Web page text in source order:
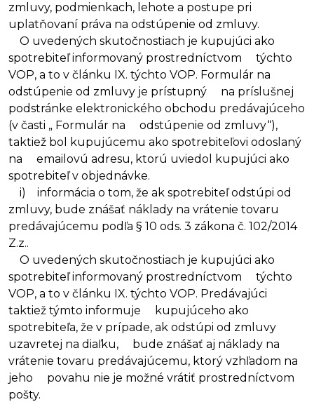
zmluvy, podmienkach, lehote a postupe pri
uplatňovaní práva na odstúpenie od zmluvy.
O uvedených skutočnostiach je kupujúci ako
spotrebiteľ informovaný prostredníctvom týchto
VOP, a to v článku IX. týchto VOP. Formulár na
odstúpenie od zmluvy je prístupný na príslušnej
podstránke elektronického obchodu predávajúceho
(v časti „ Formulár na odstúpenie od zmluvy“),
taktiež bol kupujúcemu ako spotrebiteľovi odoslaný
na emailovú adresu, ktorú uviedol kupujúci ako
spotrebiteľ v objednávke.
i) informácia o tom, že ak spotrebiteľ odstúpi od
zmluvy, bude znášať náklady na vrátenie tovaru
predávajúcemu podľa § 10 ods. 3 zákona č. 102/2014
Z.z..
O uvedených skutočnostiach je kupujúci ako
spotrebiteľ informovaný prostredníctvom týchto
VOP, a to v článku IX. týchto VOP. Predávajúci
taktiež týmto informuje kupujúceho ako
spotrebiteľa, že v prípade, ak odstúpi od zmluvy
uzavretej na diaľku, bude znášať aj náklady na
vrátenie tovaru predávajúcemu, ktorý vzhľadom na
jeho povahu nie je možné vrátiť prostredníctvom
pošty.